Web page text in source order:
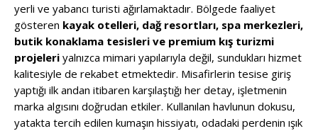
yerli ve yabancı turisti ağırlamaktadır. Bölgede faaliyet
gösteren kayak otelleri, dağ resortları, spa merkezleri,
butik konaklama tesisleri ve premium kış turizmi
projeleri yalnızca mimari yapılarıyla değil, sundukları hizmet
kalitesiyle de rekabet etmektedir. Misafirlerin tesise giriş
yaptığı ilk andan itibaren karşılaştığı her detay, işletmenin
marka algısını doğrudan etkiler. Kullanılan havlunun dokusu,
yatakta tercih edilen kumaşın hissiyatı, odadaki perdenin ışık